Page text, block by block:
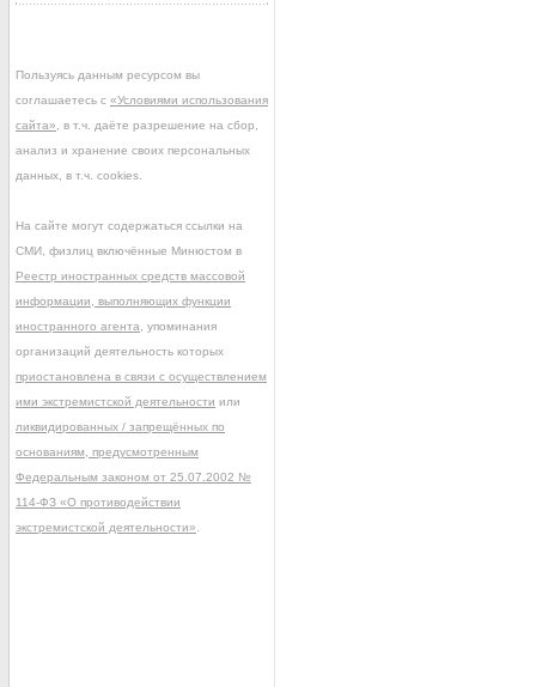
Пользуясь данным ресурсом вы
соглашаетесь с «Условиями использования
сайта» , в т.ч. даёте разрешение на сбор,
анализ и хранение своих персональных
данных, в т.ч. cookies.
На сайте могут содержаться ссылки на
СМИ, физлиц включённые Минюстом в
Реестр иностранных средств массовой
информации, выполняющих функции
иностранного агента , упоминания
организаций деятельность которых
приостановлена в связи с осуществлением
ими экстремистской деятельности или
ликвидированных / запрещённых по
основаниям, предусмотренным
Федеральным законом от 25.07.2002 №
114-ФЗ «О противодействии
экстремистской деятельности»